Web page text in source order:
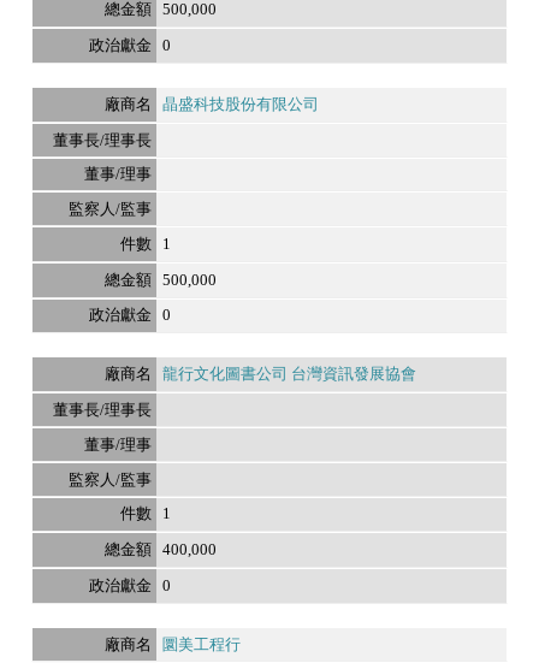
500,000
0
晶盛科技股份有限公司
1
500,000
0
龍行文化圖書公司 台灣資訊發展協會
1
400,000
0
圜美工程行